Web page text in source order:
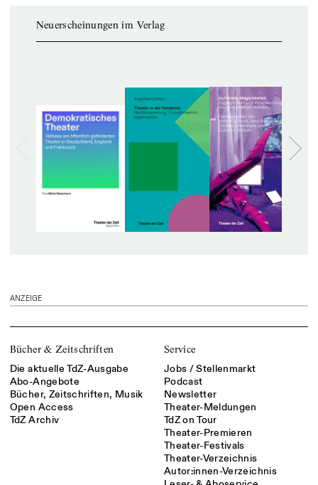
Neuerscheinungen im Verlag
ANZEIGE
Bücher & Zeitschriften
Die aktuelle TdZ-Ausgabe
Abo-Angebote
Bücher, Zeitschriften, Musik
Open Access
TdZ Archiv
Service
Jobs / Stellenmarkt
Podcast
Newsletter
Theater-Meldungen
TdZ on Tour
Theater-Premieren
Theater-Festivals
Theater-Verzeichnis
Autor:innen-Verzeichnis